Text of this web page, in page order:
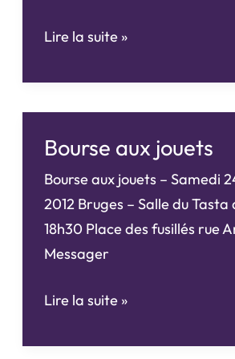
Soirée
avec
la
Madolude
Lire la suite »
Bourse aux jouets
Bourse aux jouets – Samedi
2012 Bruges – Salle du
18h30 Place des fusillés rue
Messager
Bourse
jouets
Lire la suite »